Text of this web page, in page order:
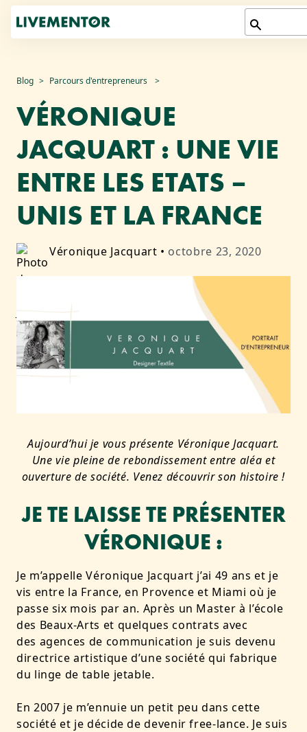
Aller
contenu
Blog Parcours d'entrepreneurs
VÉRONIQUE
JACQUART : UNE VIE
ENTRE LES ETATS –
UNIS ET LA FRANCE
Véronique Jacquart • octobre 23, 2020
Aujourd’hui je vous présente Véronique Jacquart.
Une vie pleine de rebondissement entre aléa et
ouverture de société. Venez découvrir son histoire !
JE TE LAISSE TE PRÉSENTER
VÉRONIQUE :
Je m’appelle Véronique Jacquart j’ai 49 ans et je
vis entre la France, en Provence et Miami où je
passe six mois par an. Après un Master à l’école
des Beaux-Arts et quelques contrats avec
des agences de communication je suis devenu
directrice artistique d’une société qui fabrique
du linge de table jetable.
En 2007 je m’ennuie un petit peu dans cette
société et je décide de devenir free-lance. Je suis